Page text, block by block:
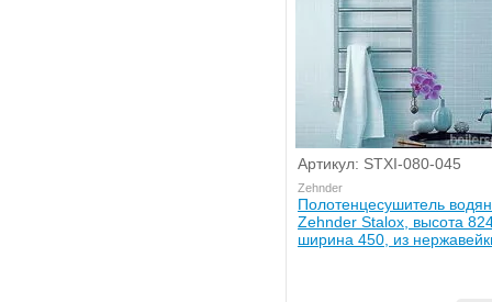
Артикул: STXI-080-045
Zehnder
Полотенцесушитель
Zehnder Stalox, высота
ширина 450, из